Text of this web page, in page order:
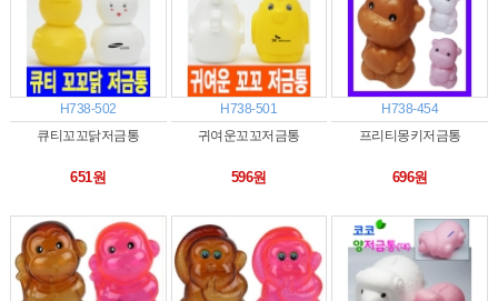
H738-502
큐티꼬꼬닭저금통
651원
H738-501
귀여운꼬꼬저금통
596원
H738-454
프리티몽키저금통
696원